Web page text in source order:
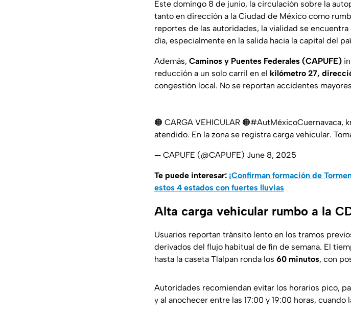
Este domingo 8 de junio, la circulación sobre la
tanto en dirección a la Ciudad de México como
reportes de las autoridades, la vialidad se encuentra
día, especialmente en la salida hacia la capital del
Además, Caminos y Puentes Federales (CAPUFE)
reducción a un solo carril en el kilómetro 27,
congestión local. No se reportan accidentes
🟠 CARGA VEHICULAR 🟠#AutMéxicoCuernavaca,
atendido. En la zona se registra carga vehicular.
— CAPUFE (@CAPUFE) June 8, 2025
Te puede interesar: ¡Confirman formación de
estos 4 estados con fuertes lluvias
Alta carga vehicular rumbo a la
Usuarios reportan tránsito lento en los tramos
derivados del flujo habitual de fin de semana. El
hasta la caseta Tlalpan ronda los 60 minutos, con
Autoridades recomiendan evitar los horarios pico,
y al anochecer entre las 17:00 y 19:00 horas,